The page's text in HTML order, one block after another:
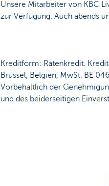
Unsere Mitarbeiter von KBC
zur Verfügung. Auch abends
Kreditform: Ratenkredit.
Brüssel, Belgien, MwSt. BE
Vorbehaltlich der
und des beiderseitigen